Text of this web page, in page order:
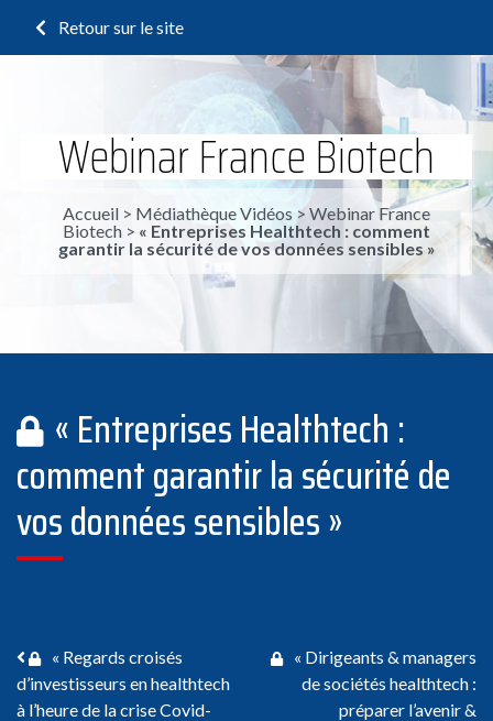
Retour sur le site
Webinar France Biotech
Accueil > Médiathèque Vidéos > Webinar France
Biotech > « Entreprises Healthtech : comment
garantir la sécurité de vos données sensibles »
« Entreprises Healthtech :
comment garantir la sécurité de
vos données sensibles »
Navigation des articles
« Regards croisés
d’investisseurs en healthtech
à l’heure de la crise Covid-
« Dirigeants & managers
de sociétés healthtech :
préparer l’avenir &